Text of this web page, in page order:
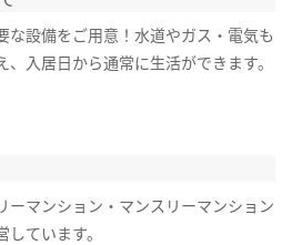
な設備をご用意！水道やガス・電気も
、入居日から通常に生活ができます。
ーマンション・マンスリーマンション
しています。